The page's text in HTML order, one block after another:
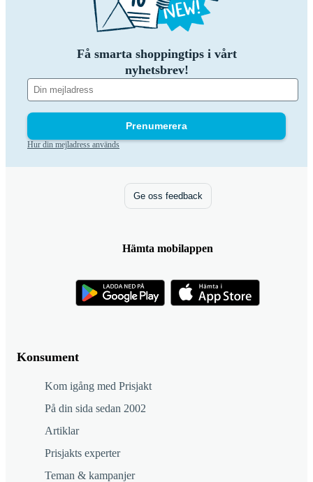
Få smarta shoppingtips i vårt
nyhetsbrev!
Prenumerera
Hur din mejladress används
Konsument
Kom igång med Prisjakt
På din sida sedan 2002
Artiklar
Prisjakts experter
Teman & kampanjer
Ge oss feedback
Hämta mobilappen